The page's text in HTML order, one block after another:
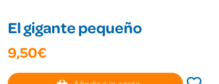
El gigante pequeño
9,50€